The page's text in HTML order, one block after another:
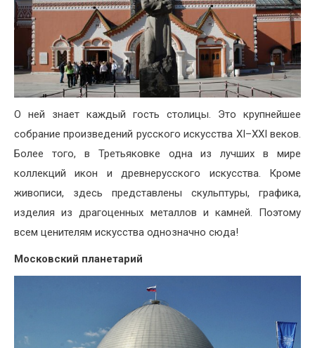
О ней знает каждый гость столицы. Это крупнейшее
собрание произведений русского искусства XI–XXI веков.
Более того, в Третьяковке одна из лучших в мире
коллекций икон и древнерусского искусства. Кроме
живописи, здесь представлены скульптуры, графика,
изделия из драгоценных металлов и камней. Поэтому
всем ценителям искусства однозначно сюда!
Московский планетарий